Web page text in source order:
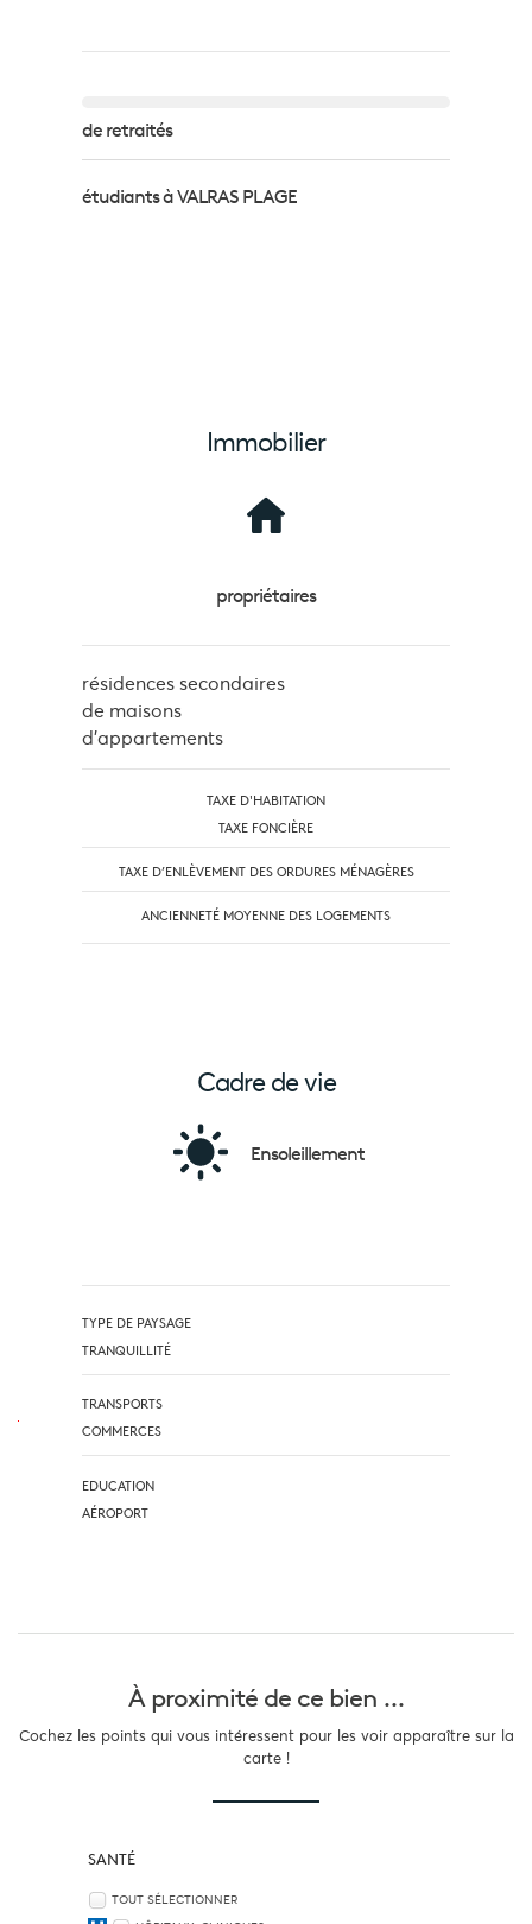
de retraités
étudiants à VALRAS PLAGE
Immobilier
propriétaires
résidences secondaires
de maisons
d'appartements
TAXE D'HABITATION
TAXE FONCIÈRE
TAXE D’ENLÈVEMENT DES ORDURES MÉNAGÈRES
ANCIENNETÉ MOYENNE DES LOGEMENTS
Cadre de vie
Ensoleillement
TYPE DE PAYSAGE
TRANQUILLITÉ
TRANSPORTS
COMMERCES
EDUCATION
AÉROPORT
À proximité de ce bien ...
Cochez les points qui vous intéressent pour les voir apparaître sur la
carte !
SANTÉ
TOUT SÉLECTIONNER